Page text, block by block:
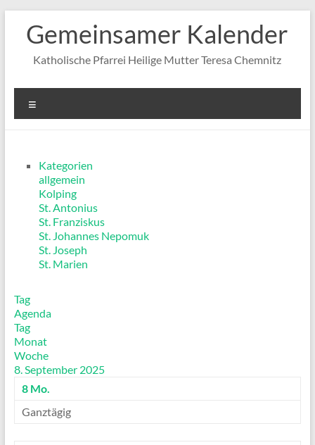
Inhalt
springen
Gemeinsamer Kalender
Katholische Pfarrei Heilige Mutter Teresa Chemnitz
Kategorien
allgemein
Kolping
St. Antonius
St. Franziskus
St. Johannes Nepomuk
St. Joseph
St. Marien
Tag
Agenda
Tag
Monat
Woche
8. September 2025
8 Mo.
Ganztägig